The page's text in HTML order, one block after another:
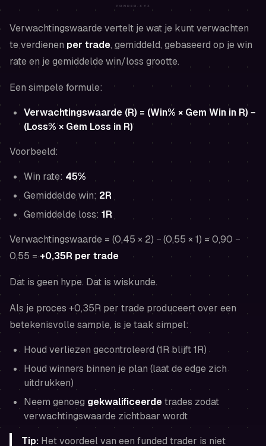
Verwachtingswaarde vertelt je wat je kunt verwachten
te verdienen per trade, gemiddeld, gebaseerd op je win
rate en je gemiddelde win/loss grootte.
Een simpele formule:
Verwachtingswaarde (R) = (Win% × Gem Win in R) −
(Loss% × Gem Loss in R)
Voorbeeld:
Win rate: 45%
Gemiddelde win: 2R
Gemiddelde loss: 1R
Verwachtingswaarde = (0,45 × 2) − (0,55 × 1) = 0,90 −
0,55 =+0,35R per trade
Dat is geen hype. Dat is wiskunde.
Als je proces +0,35R per trade produceert over een
betekenisvolle sample, is je taak simpel:
Houd verliezen gecontroleerd (1R blijft 1R)
Houd winners binnen je plan (laat de edge zich
uitdrukken)
Neem genoeg gekwalificeerdetrades zodat
verwachtingswaarde zichtbaar wordt
Tip: Het voordeel van een funded trader is niet